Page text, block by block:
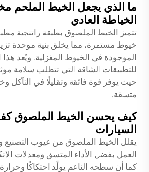
ما الذي يجعل الخيط الملحم
الخياطة العادي
تتميز الخيط الملصوق بطبقة راتنجية
خيوط مستمرة، مما يخلق بنية موحدة
الموجودة في الخيوط المغزلية. ويُعد هذا
للتطبيقات الشاقة التي تتطلب سلامة
حيث يوفر قوة فائقة وتقليلًا في التآكل
متسقة.
كيف يحسن الخيط الملصوق
السيارات
يقلل الخيط الملصوق من عيوب التصنيع
العمل بفضل الأداء المتسق ومعدلات
كما أن سطحه الناعم يولّد احتكاكًا